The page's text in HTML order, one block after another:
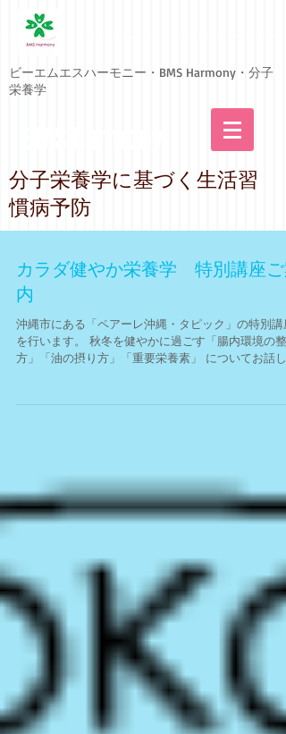
ビーエムエスハーモニー・BMS Harmony・分子
栄養学
​分子栄養学に基づく生活習
慣病予防
カラダ健やか栄養学 特別講座ご
内
沖縄市にある「ペアーレ沖縄・タピック」の特別講
を行います。 秋冬を健やかに過ごす「腸内環境の整
方」「油の摂り方」「重要栄養素」 についてお話し
０：３０〜１２：００...